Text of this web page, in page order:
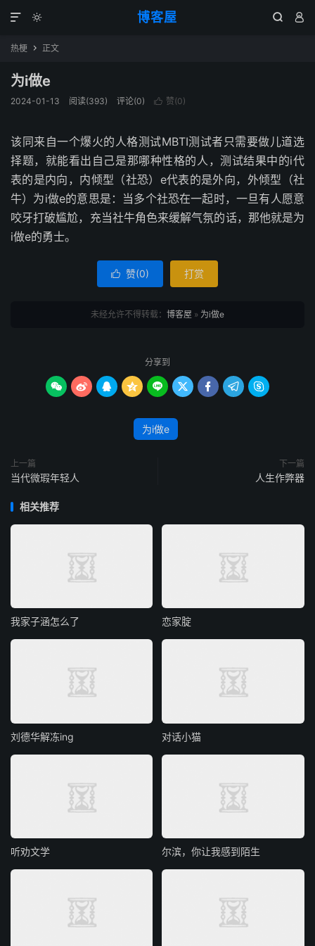
博客屋
  

热梗  正文
为i做e
2024-01-13 阅读(393) 评论(0)  赞(0)
该同来自一个爆火的人格测试MBTI测试者只需要做儿道选
择题，就能看出自己是那哪种性格的人，测试结果中的i代
表的是内向，内倾型（社恐）e代表的是外向，外倾型（社
牛）为i做e的意思是：当多个社恐在一起时，一旦有人愿意
咬牙打破尴尬，充当社牛角色来缓解气氛的话，那他就是为
i做e的勇士。
 赞(0) 打赏
未经允许不得转载： 博客屋 » 为i做e
分享到
        
为i做e
上一篇
当代微瑕年轻人
下一篇
人生作弊器
相关推荐
我家子涵怎么了 恋家腚
刘德华解冻ing 对话小猫
听劝文学 尔滨，你让我感到陌生